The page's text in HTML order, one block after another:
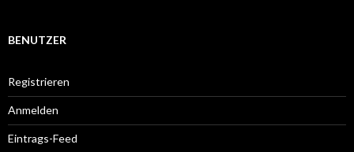
BENUTZER
Registrieren
Anmelden
Eintrags-Feed